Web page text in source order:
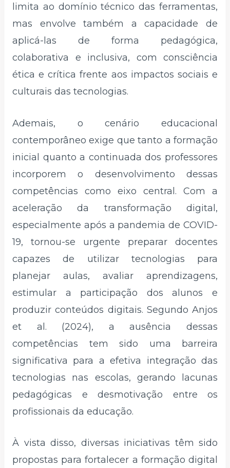
limita ao domínio técnico das ferramentas,
mas envolve também a capacidade de
aplicá-las de forma pedagógica,
colaborativa e inclusiva, com consciência
ética e crítica frente aos impactos sociais e
culturais das tecnologias.
Ademais, o cenário educacional
contemporâneo exige que tanto a formação
inicial quanto a continuada dos professores
incorporem o desenvolvimento dessas
competências como eixo central. Com a
aceleração da transformação digital,
especialmente após a pandemia de COVID-
19, tornou-se urgente preparar docentes
capazes de utilizar tecnologias para
planejar aulas, avaliar aprendizagens,
estimular a participação dos alunos e
produzir conteúdos digitais. Segundo Anjos
et al. (2024), a ausência dessas
competências tem sido uma barreira
significativa para a efetiva integração das
tecnologias nas escolas, gerando lacunas
pedagógicas e desmotivação entre os
profissionais da educação.
À vista disso, diversas iniciativas têm sido
propostas para fortalecer a formação digital